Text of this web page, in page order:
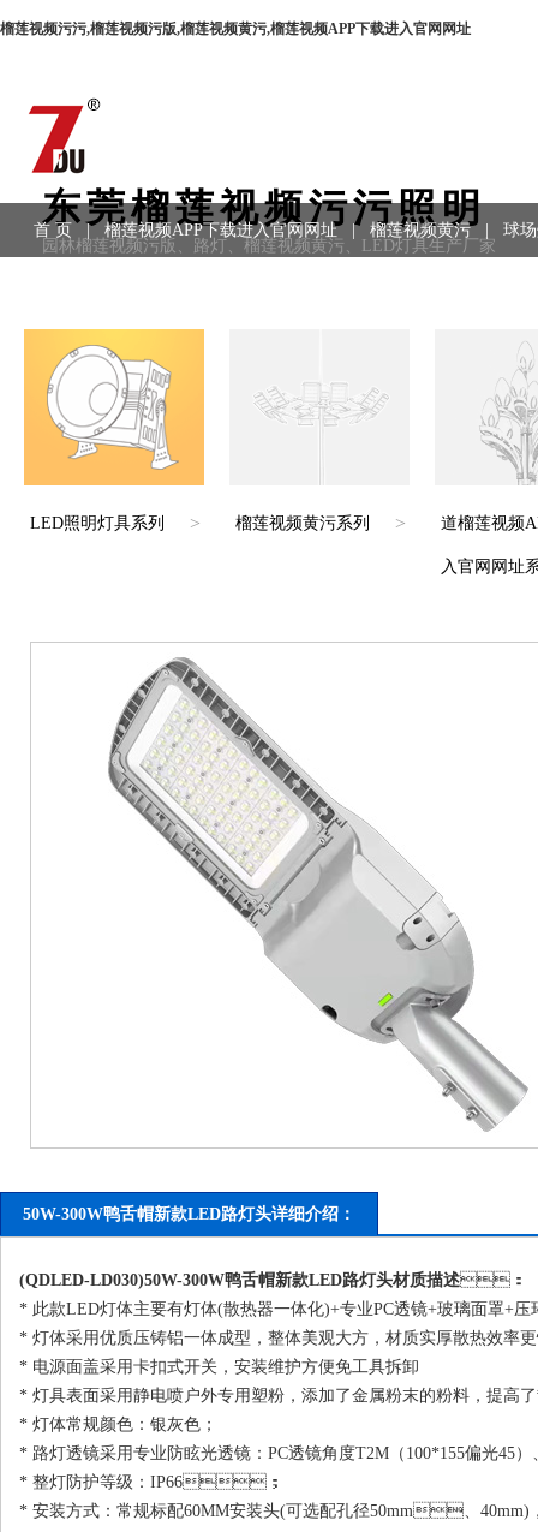
榴莲视频污污,榴莲视频污版,榴莲视频黄污,榴莲视频APP下载进入官网网址
东莞榴莲视频污污照明
园林榴莲视频污版、路灯、榴莲视频黄污、LED灯具生产厂家
首 页 | 榴莲视频APP下载进入官网网址 | 榴莲视频黄污 球
LED照明灯具系列 > 榴莲视频黄污系列 > 道榴莲视频
入官网网址
50W-300W鸭舌帽新款LED路灯头详细介绍：
(QDLED-LD030)50W-300W鸭舌帽新款LED路灯头材质描述：
* 此款LED灯体主要有灯体(散热器一体化)+专业PC透镜+玻璃面罩+压环\
* 灯体采用优质压铸铝一体成型，整体美观大方，材质实厚散热效率更
* 电源面盖采用卡扣式开关，安装维护方便免工具拆卸
* 灯具表面采用静电喷户外专用塑粉，添加了金属粉末的粉料，提高了散
* 灯体常规颜色：银灰色；
* 路灯透镜采用专业防眩光透镜：PC透镜角度T2M（100*155偏光45）、
* 整灯防护等级：IP66；
* 安装方式：常规标配60MM安装头(可选配孔径50mm、40mm)